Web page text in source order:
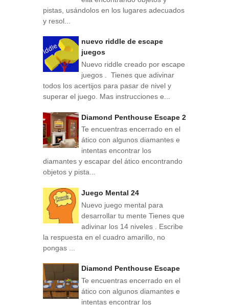
pistas, usándolos en los lugares adecuados
y resol...
nuevo riddle de escape
juegos
Nuevo riddle creado por escape
juegos . Tienes que adivinar
todos los acertijos para pasar de nivel y
superar el juego. Mas instrucciones e...
Diamond Penthouse Escape 2
Te encuentras encerrado en el
ático con algunos diamantes e
intentas encontrar los
diamantes y escapar del ático encontrando
objetos y pista...
Juego Mental 24
Nuevo juego mental para
desarrollar tu mente Tienes que
adivinar los 14 niveles . Escribe
la respuesta en el cuadro amarillo, no
pongas ...
Diamond Penthouse Escape
Te encuentras encerrado en el
ático con algunos diamantes e
intentas encontrar los